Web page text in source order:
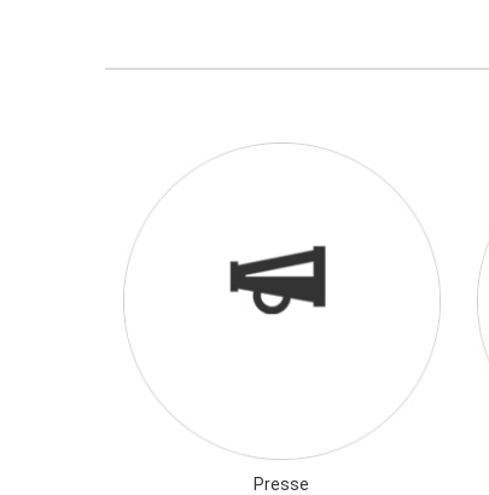
Presse